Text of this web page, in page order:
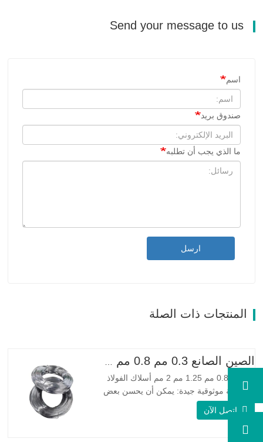
اسم
صندوق بريد
ما الذي يجب أن تطلبه
ارسل
المنتجات ذات الصلة
الصين الصانع 0.3 مم 0.8 مم 1.25 مم 2 مم أسلاك الفولاذ المجلفنة
0.3 مم 0.8 مم 1.25 مم 2 مم أسلاك الفولاذ
المجلفنة موثوقية جيدة: يمكن أن يحسن بعض
العقد والنتوءات والصدأ على الأسلاك الفولاذية
مرونة جيدة: صلابة الفولاذ المجلفن جيدة جدًا،
والمرونة جيدة جدًا، ومناسبة جدًا لصنع الربيع
اتصل الآن